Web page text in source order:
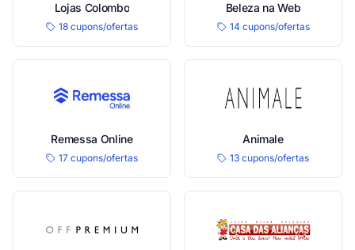
Lojas Colombo
18 cupons/ofertas
Beleza na Web
14 cupons/ofertas
Remessa Online
17 cupons/ofertas
Animale
13 cupons/ofertas